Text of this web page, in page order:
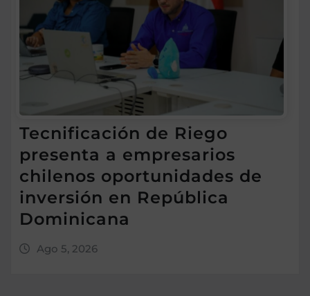
Tecnificación de Riego
presenta a empresarios
chilenos oportunidades de
inversión en República
Dominicana
Ago 5, 2026